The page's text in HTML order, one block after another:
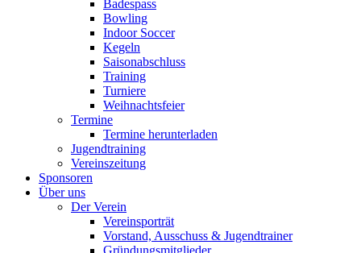
Badespass
Bowling
Indoor Soccer
Kegeln
Saisonabschluss
Training
Turniere
Weihnachtsfeier
Termine
Termine herunterladen
Jugendtraining
Vereinszeitung
Sponsoren
Über uns
Der Verein
Vereinsporträt
Vorstand, Ausschuss & Jugendtrainer
Gründungsmitglieder